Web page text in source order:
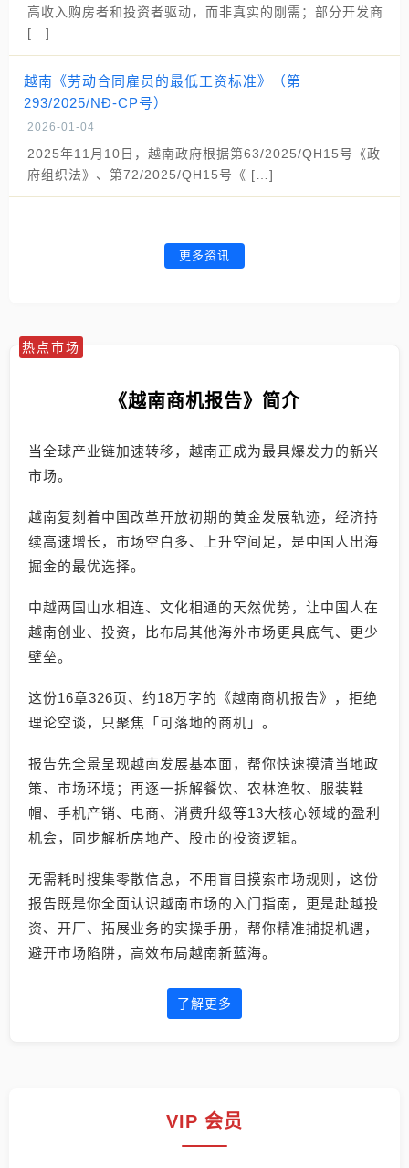
高收入购房者和投资者驱动，而非真实的刚需；部分开发商
[…]
越南《劳动合同雇员的最低工资标准》（第
293/2025/NĐ-CP号）
2026-01-04
2025年11月10日，越南政府根据第63/2025/QH15号《政
府组织法》、第72/2025/QH15号《 […]
更多资讯
热点市场
《越南商机报告》简介
当全球产业链加速转移，越南正成为最具爆发力的新兴
市场。
越南复刻着中国改革开放初期的黄金发展轨迹，经济持
续高速增长，市场空白多、上升空间足，是中国人出海
掘金的最优选择。
中越两国山水相连、文化相通的天然优势，让中国人在
越南创业、投资，比布局其他海外市场更具底气、更少
壁垒。
这份16章326页、约18万字的《越南商机报告》，拒绝
理论空谈，只聚焦「可落地的商机」。
报告先全景呈现越南发展基本面，帮你快速摸清当地政
策、市场环境；再逐一拆解餐饮、农林渔牧、服装鞋
帽、手机产销、电商、消费升级等13大核心领域的盈利
机会，同步解析房地产、股市的投资逻辑。
无需耗时搜集零散信息，不用盲目摸索市场规则，这份
报告既是你全面认识越南市场的入门指南，更是赴越投
资、开厂、拓展业务的实操手册，帮你精准捕捉机遇，
避开市场陷阱，高效布局越南新蓝海。
了解更多
VIP 会员